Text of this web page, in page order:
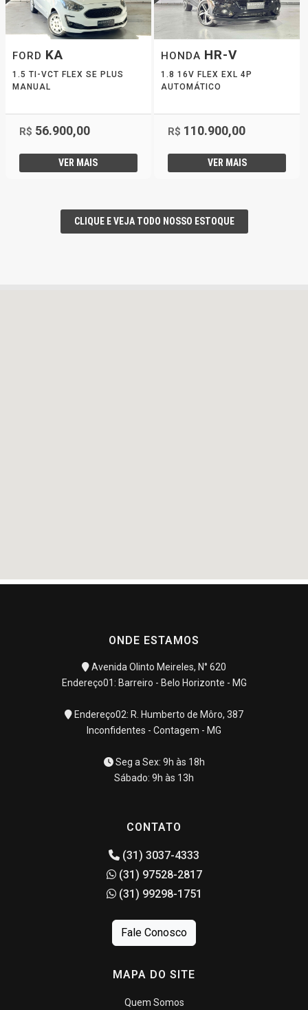
FORD KA
1.5 TI-VCT FLEX SE PLUS
MANUAL
R$ 56.900,00
VER MAIS
HONDA HR-V
1.8 16V FLEX EXL 4P
AUTOMÁTICO
R$ 110.900,00
VER MAIS
CLIQUE E VEJA TODO NOSSO ESTOQUE
ONDE ESTAMOS
Avenida Olinto Meireles, N° 620
Endereço01: Barreiro - Belo Horizonte - MG
Endereço02: R. Humberto de Môro, 387
Inconfidentes - Contagem - MG
Seg a Sex: 9h às 18h
Sábado: 9h às 13h
CONTATO
(31) 3037-4333
(31) 97528-2817
(31) 99298-1751
Fale Conosco
MAPA DO SITE
Quem Somos